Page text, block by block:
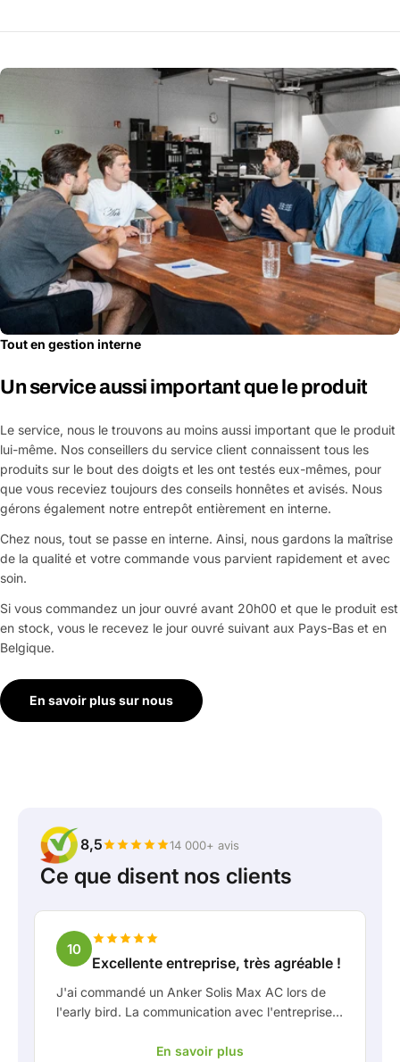
Tout en gestion interne
Un service aussi important que le produit
Le service, nous le trouvons au moins aussi important que le produit
lui-même. Nos conseillers du service client connaissent tous les
produits sur le bout des doigts et les ont testés eux-mêmes, pour
que vous receviez toujours des conseils honnêtes et avisés. Nous
gérons également notre entrepôt entièrement en interne.
Chez nous, tout se passe en interne. Ainsi, nous gardons la maîtrise
de la qualité et votre commande vous parvient rapidement et avec
soin.
Si vous commandez un jour ouvré avant 20h00 et que le produit est
en stock, vous le recevez le jour ouvré suivant aux Pays-Bas et en
Belgique.
En savoir plus sur nous
8,5 14 000+ avis
Ce que disent nos clients
10
Excellente entreprise, très agréable !
J'ai commandé un Anker Solis Max AC lors de
l'early bird. La communication avec l'entreprise,
en tant que client. Rico m'a tenu bien informé de
En savoir plus